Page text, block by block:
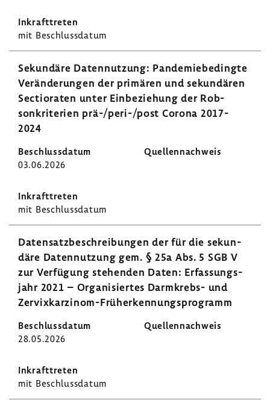
mit Beschluss­datum
Sekun­däre Daten­nut­zung: Pande­mie­be­dingte
Verän­de­rungen der primären und sekun­dären
Sectioraten unter Einbe­zie­hung der Rob-​
sonkriterien prä-/peri-/post Corona 2017-​
2024
03.06.2026
mit Beschluss­datum
Daten­satz­be­schrei­bungen der für die sekun­
däre Daten­nut­zung gem. § 25a Abs. 5 SGB V
zur Verfü­gung stehenden Daten: Erfas­sungs­
jahr 2021 – Orga­ni­siertes Darmkrebs-​ und
Zervixkarzinom-​Früherkennungsprogramm
28.05.2026
mit Beschluss­datum